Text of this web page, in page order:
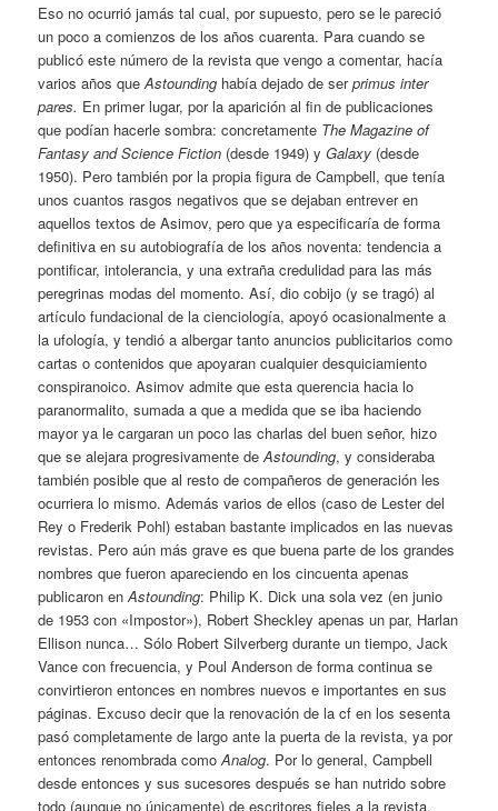
Eso no ocurrió jamás tal cual, por supuesto, pero se le pareció
un poco a comienzos de los años cuarenta. Para cuando se
publicó este número de la revista que vengo a comentar, hacía
varios años queAstounding había dejado de serprimus inter
pares. En primer lugar, por la aparición al fin de publicaciones
que podían hacerle sombra: concretamente The Magazine of
Fantasy and Science Fiction (desde 1949) yGalaxy (desde
1950). Pero también por la propia figura de Campbell, que tenía
unos cuantos rasgos negativos que se dejaban entrever en
aquellos textos de Asimov, pero que ya especificaría de forma
definitiva en su autobiografía de los años noventa: tendencia a
pontificar, intolerancia, y una extraña credulidad para las más
peregrinas modas del momento. Así, dio cobijo (y se tragó) al
artículo fundacional de la cienciología, apoyó ocasionalmente a
la ufología, y tendió a albergar tanto anuncios publicitarios como
cartas o contenidos que apoyaran cualquier desquiciamiento
conspiranoico. Asimov admite que esta querencia hacia lo
paranormalito, sumada a que a medida que se iba haciendo
mayor ya le cargaran un poco las charlas del buen señor, hizo
que se alejara progresivamente deAstounding, y consideraba
también posible que al resto de compañeros de generación les
ocurriera lo mismo. Además varios de ellos (caso de Lester del
Rey o Frederik Pohl) estaban bastante implicados en las nuevas
revistas. Pero aún más grave es que buena parte de los grandes
nombres que fueron apareciendo en los cincuenta apenas
publicaron enAstounding: Philip K. Dick una sola vez (en junio
de 1953 con «Impostor»), Robert Sheckley apenas un par, Harlan
Ellison nunca… Sólo Robert Silverberg durante un tiempo, Jack
Vance con frecuencia, y Poul Anderson de forma continua se
convirtieron entonces en nombres nuevos e importantes en sus
páginas. Excuso decir que la renovación de la cf en los sesenta
pasó completamente de largo ante la puerta de la revista, ya por
entonces renombrada comoAnalog. Por lo general, Campbell
desde entonces y sus sucesores después se han nutrido sobre
todo (aunque no únicamente) de escritores fieles a la revista,